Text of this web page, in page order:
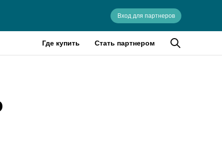
Вход для партнеров
Где купить Стать партнером